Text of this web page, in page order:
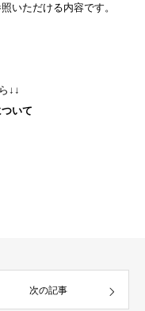
いただける内容です。
↓↓
いて
次の記事